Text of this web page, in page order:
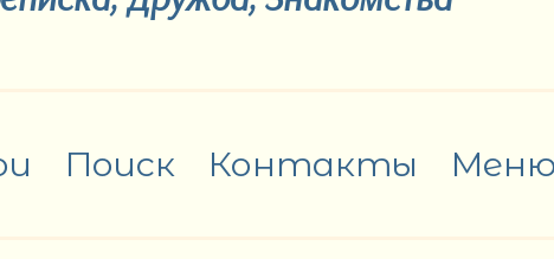
Поиск Контакты Меню